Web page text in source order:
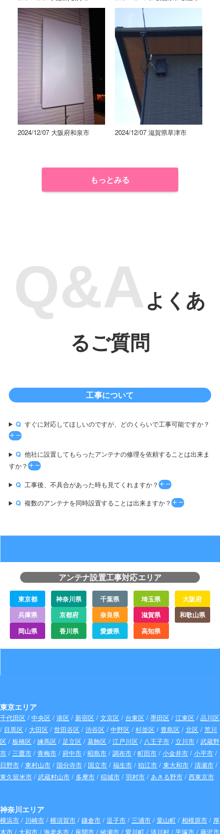
2024/12/07 大阪府和泉市 2024/12/07 滋賀県草津市
もっとみる
よくあ
るご質問
工事について
すぐに対応してほしいのですが、どのくらいで工事可能ですか？
他社に設置してもらったアンテナの修理を依頼することは出来ま
すか？
工事後、不具合があった時も見てくれますか？
複数のアンテナを同時設置することは出来ますか？
アンテナ設置工事対応エリア
東京都 神奈川県 千葉県 埼玉県
大阪府
兵庫県
京都府 奈良県 滋賀県
和歌山県
岡山県
香川県 愛媛県 高知県
東京エリア
千代田区 / 中央区 / 港区 / 新宿区 / 文京区 / 台東区 / 墨田区 / 江東区 / 品川区
/ 目黒区 / 大田区 / 世田谷区 / 渋谷区 / 中野区 / 杉並区 / 豊島区 / 北区 / 荒川
区 / 板橋区 / 練馬区 / 足立区 / 葛飾区 / 江戸川区 / 八王子市 / 立川市 / 武蔵野
市 / 三鷹市 / 青梅市 / 府中市 / 昭島市 / 調布市 / 町田市 / 小金井市 / 小平市 /
日野市 / 東村山市 / 国分寺市 / 国立市 / 福生市 / 狛江市 / 東大和市 / 清瀬市 /
東久留米市 / 武蔵村山市 / 多摩市 / 稲城市 / 羽村市 / あきる野市 / 西東京市
神奈川エリア
横浜市 / 川崎市 / 横須賀市 / 鎌倉市 / 逗子市 / 三浦市 / 葉山町 / 相模原市 / 厚
木市 / 大和市 / 海老名市 / 座間市 / 綾瀬市 / 愛川町 / 清川村 / 平塚市 / 藤沢市